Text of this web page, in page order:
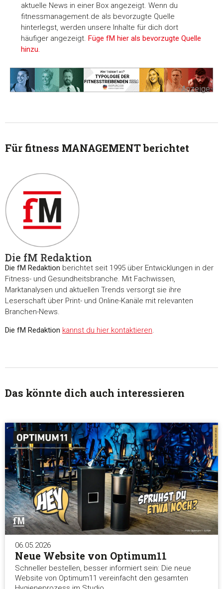
aktuelle News in einer Box angezeigt. Wenn du
fitnessmanagement.de als bevorzugte Quelle
hinterlegst, werden unsere Inhalte für dich dort
häufiger angezeigt.Füge fM hier als bevorzugte Quelle
hinzu.
-Anzeige-
Für fitness MANAGEMENT berichtet
Die fM Redaktion
Die fM Redaktion berichtet seit 1995 über Entwicklungen in der
Fitness- und Gesundheitsbranche. Mit Fachwissen,
Marktanalysen und aktuellen Trends versorgt sie ihre
Leserschaft über Print- und Online-Kanäle mit relevanten
Branchen-News.
Die fM Redaktion kannst du hier kontaktieren.
Das könnte dich auch interessieren
06.05.2026
Neue Website von Optimum11
Schneller bestellen, besser informiert sein: Die neue
Website von Optimum11 vereinfacht den gesamten